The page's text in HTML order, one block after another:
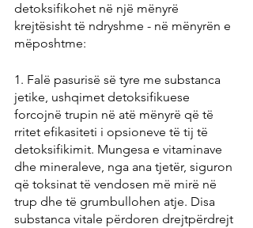
detoksifikohet në një mënyrë
krejtësisht të ndryshme - në mënyrën e
mëposhtme:
1. Falë pasurisë së tyre me substanca
jetike, ushqimet detoksifikuese
forcojnë trupin në atë mënyrë që të
rritet efikasiteti i opsioneve të tij të
detoksifikimit. Mungesa e vitaminave
dhe mineraleve, nga ana tjetër, siguron
që toksinat të vendosen më mirë në
trup dhe të grumbullohen atje. Disa
substanca vitale përdoren drejtpërdrejt